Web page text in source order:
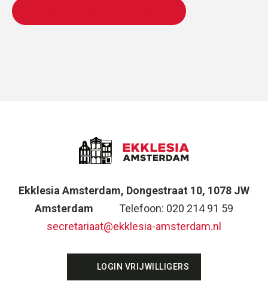
Ekklesia Amsterdam, Dongestraat 10, 1078 JW
Amsterdam
Telefoon: 020 214 91 59
secretariaat@ekklesia-amsterdam.nl
LOGIN VRIJWILLIGERS